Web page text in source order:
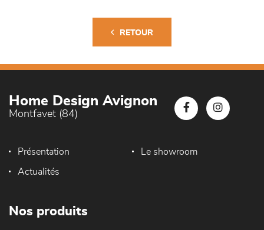
RETOUR
Home Design Avignon
Montfavet (84)
Présentation Le showroom
Actualités
Nos produits